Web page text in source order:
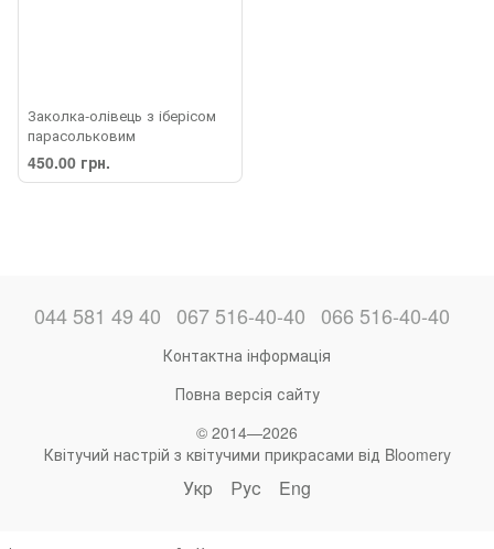
Заколка-олівець з іберісом
парасольковим
450.00 грн.
044 581 49 40 067 516-40-40 066 516-40-40
Контактна інформація
Повна версія сайту
© 2014—2026
Квітучий настрій з квітучими прикрасами від Bloomery
Укр Рус Eng